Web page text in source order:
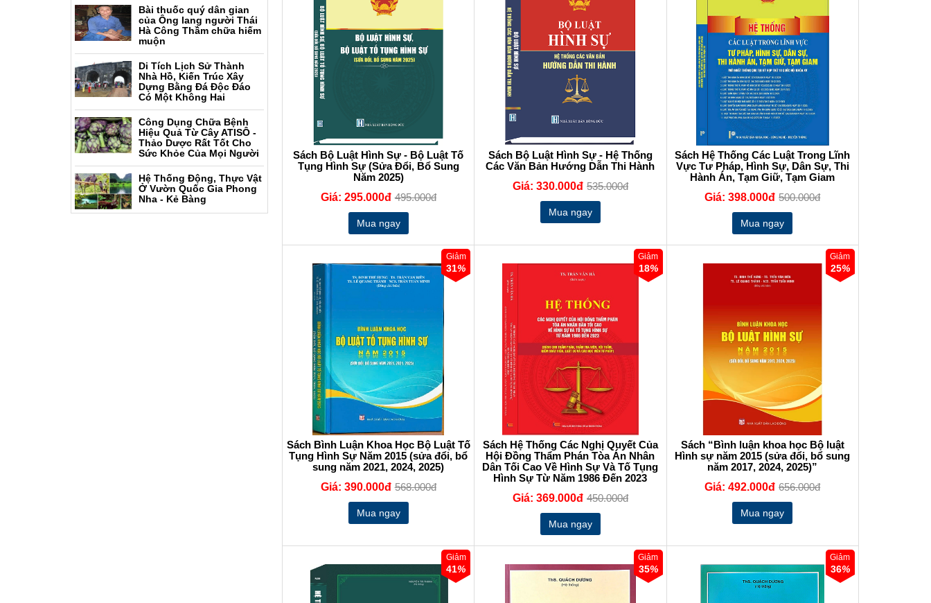
Bài thuốc quý dân gian
của Ông lang người Thái
Hà Công Thầm chữa hiếm
muộn
Di Tích Lịch Sử Thành
Nhà Hồ, Kiến Trúc Xây
Dựng Bằng Đá Độc Đáo
Có Một Không Hai
Công Dụng Chữa Bệnh
Hiệu Quả Từ Cây ATISÔ -
Thảo Dược Rất Tốt Cho
Sức Khỏe Của Mọi Người
Hệ Thống Động, Thực Vật
Ở Vườn Quốc Gia Phong
Nha - Kẻ Bàng
Sách Bộ Luật Hình Sự - Bộ Luật Tố
Tụng Hình Sự (Sửa Đổi, Bổ Sung
Năm 2025)
Giá: 295.000đ 495.000đ
Sách Bộ Luật Hình Sự - Hệ Thống
Các Văn Bản Hướng Dẫn Thi Hành
Giá: 330.000đ 535.000đ
Sách Hệ Thống Các Luật Trong Lĩnh
Vực Tư Pháp, Hình Sự, Dân Sự, Thi
Hành Án, Tạm Giữ, Tạm Giam
Giá: 398.000đ 500.000đ
Giảm
31%
Sách Bình Luận Khoa Học Bộ Luật Tố
Tụng Hình Sự Năm 2015 (sửa đổi, bổ
sung năm 2021, 2024, 2025)
Giá: 390.000đ 568.000đ
Giảm
18%
Sách Hệ Thống Các Nghị Quyết Của
Hội Đồng Thẩm Phán Tòa Án Nhân
Dân Tối Cao Về Hình Sự Và Tố Tụng
Hình Sự Từ Năm 1986 Đến 2023
Giá: 369.000đ 450.000đ
Giảm
25%
Sách “Bình luận khoa học Bộ luật
Hình sự năm 2015 (sửa đổi, bổ sung
năm 2017, 2024, 2025)”
Giá: 492.000đ 656.000đ
Giảm
41%
Giảm
35%
Giảm
36%